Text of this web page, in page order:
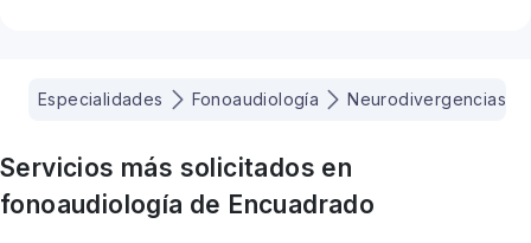
Especialidades Fonoaudiología Neurodivergencias
Servicios más solicitados en
fonoaudiología de Encuadrado